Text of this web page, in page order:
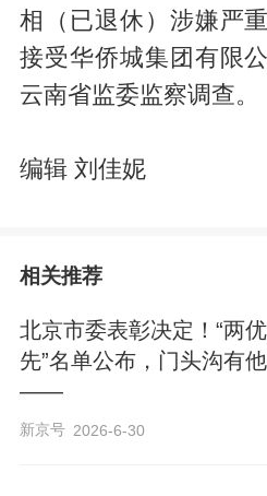
相（已退休）涉嫌严
接受华侨城集团有限
云南省监委监察调查。
编辑 刘佳妮
相关推荐
北京市委表彰决定！“两
先”名单公布，门头沟有
——
新京号 2026-6-30